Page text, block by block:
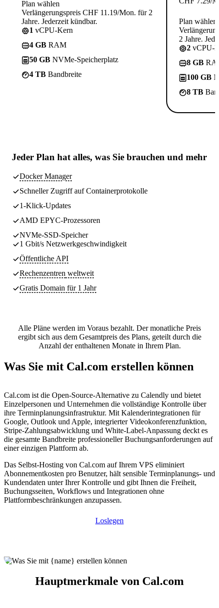
Plan wählen
Verlängerungspreis CHF 11.19/Mon. für 2
Jahre. Jederzeit kündbar.
1 vCPU-Kern
4 GB RAM
50 GB NVMe-Speicherplatz
4 TB Bandbreite
Plan wählen
2 Jahre.
2 vCPU-
8 GB
100 GB
8 TB
Jeder Plan hat alles, was Sie brauchen und mehr
Docker Manager
Schneller Zugriff auf Containerprotokolle
1-Klick-Updates
AMD EPYC-Prozessoren
NVMe-SSD-Speicher
1 Gbit/s Netzwerkgeschwindigkeit
Öffentliche API
Rechenzentren weltweit
Gratis Domain für 1 Jahr
Alle Pläne werden im Voraus bezahlt. Der monatliche Preis
ergibt sich aus dem Gesamtpreis des Plans, geteilt durch die
Anzahl der enthaltenen Monate in Ihrem Plan.
Was Sie mit Cal.com erstellen können
Cal.com ist die Open-Source-Alternative zu Calendly und bietet
Einzelpersonen und Unternehmen die vollständige Kontrolle über
ihre Terminplanungsinfrastruktur. Mit Kalenderintegrationen für
Google, Outlook und Apple, integrierter Videokonferenzfunktion,
Stripe-Zahlungsabwicklung und White-Label-Anpassung deckt es
die gesamte Bandbreite professioneller Buchungsanforderungen auf
einer einzigen Plattform ab.
Das Selbst-Hosting von Cal.com auf Ihrem VPS eliminiert
Abonnementkosten pro Benutzer, hält sensible Terminplanungs- und
Kundendaten unter Ihrer Kontrolle und gibt Ihnen die Freiheit,
Buchungsseiten, Workflows und Integrationen ohne
Plattformbeschränkungen anzupassen.
Loslegen
Hauptmerkmale von Cal.com